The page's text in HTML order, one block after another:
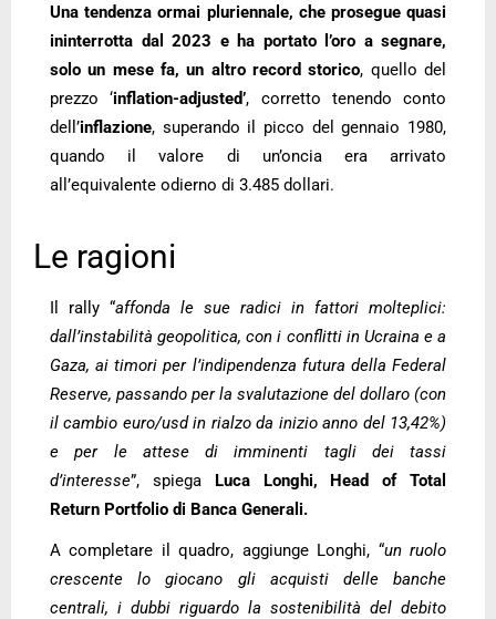
Una tendenza ormai pluriennale, che prosegue quasi
ininterrotta dal 2023 e ha portato l’oro a segnare,
solo un mese fa, un altro record storico, quello del
prezzo ‘inflation-adjusted’, corretto tenendo conto
dell’inflazione, superando il picco del gennaio 1980,
quando il valore di un’oncia era arrivato
all’equivalente odierno di 3.485 dollari.
Le ragioni
Il rally “affonda le sue radici in fattori molteplici:
dall’instabilità geopolitica, con i conflitti in Ucraina e a
Gaza, ai timori per l’indipendenza futura della Federal
Reserve, passando per la svalutazione del dollaro (con
il cambio euro/usd in rialzo da inizio anno del 13,42%)
e per le attese di imminenti tagli dei tassi
d’interesse”, spiega
Luca Longhi, Head of Total
Return Portfolio di Banca Generali.
A completare il quadro, aggiunge Longhi, “un ruolo
crescente lo giocano gli acquisti delle banche
centrali, i dubbi riguardo la sostenibilità del debito